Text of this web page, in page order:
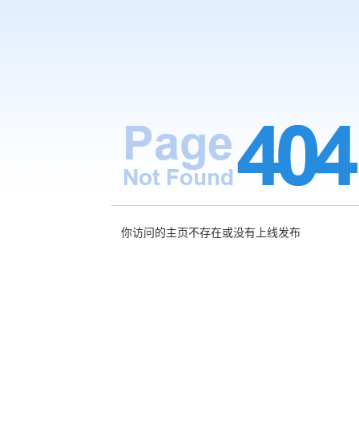
你访问的主页不存在或没有上线发布